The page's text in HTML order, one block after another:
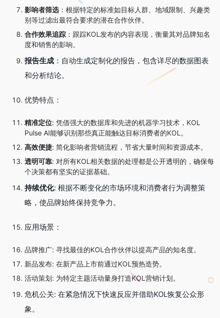
影响者筛选：根据特定的标准如目标人群、地域限制、兴趣类
别等过滤出最符合要求的潜在合作伙伴。
合作效果追踪 ：跟踪KOL发布的内容表现，衡量其对品牌知名
度和销售的影响。
报告生成 ：自动生成定制化的报告，包含详尽的数据图表
和分析结论。
优势特点：
精准定位: 凭借强大的数据库和先进的机器学习技术，KOL
Pulse AI能够识别那些真正能触达目标消费者的KOL。
高效便捷: 简化影响者营销流程，节省大量时间和资源成本。
透明可靠: 对所有KOL相关数据的处理都是公开透明的，确保每
个决策都有坚实的证据基础。
持续优化: 根据不断变化的市场环境和消费者行为调整策
略，使品牌始终保持竞争力。
应用场景：
品牌推广: 寻找最佳的KOL合作伙伴以提高产品的知名度。
新品发布: 在新产品上市前通过KOL预热造势。
活动策划: 为特定主题活动量身打造KOL营销计划。
危机公关: 在紧急情况下快速反应并借助KOL恢复公众形
象。